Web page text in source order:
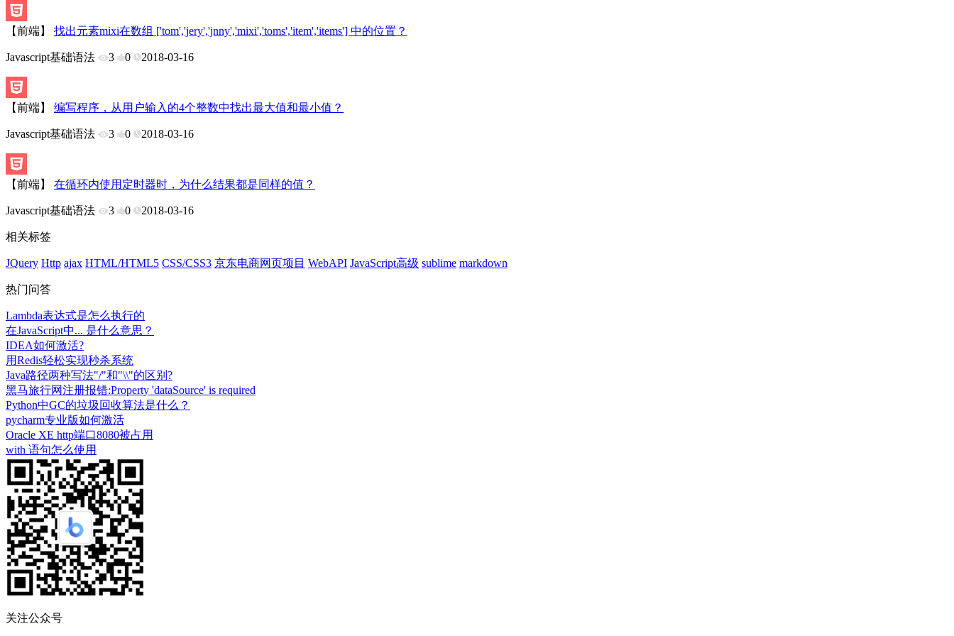
【前端】 找出元素mixi在数组 ['tom','jery','jnny','mixi','toms','item','items'] 中的位置？
Javascript基础语法 3 0 2018-03-16
【前端】 编写程序，从用户输入的4个整数中找出最大值和最小值？
Javascript基础语法 3 0 2018-03-16
【前端】 在循环内使用定时器时，为什么结果都是同样的值？
Javascript基础语法 3 0 2018-03-16
相关标签
JQuery Http ajax HTML/HTML5 CSS/CSS3 京东电商网页项目 WebAPI JavaScript高级 sublime markdown
热门问答
Lambda表达式是怎么执行的
在JavaScript中... 是什么意思？
IDEA如何激活?
用Redis轻松实现秒杀系统
Java路径两种写法"/"和"\\"的区别?
黑马旅行网注册报错:Property 'dataSource' is required
Python中GC的垃圾回收算法是什么？
pycharm专业版如何激活
Oracle XE http端口8080被占用
with 语句怎么使用
关注公众号